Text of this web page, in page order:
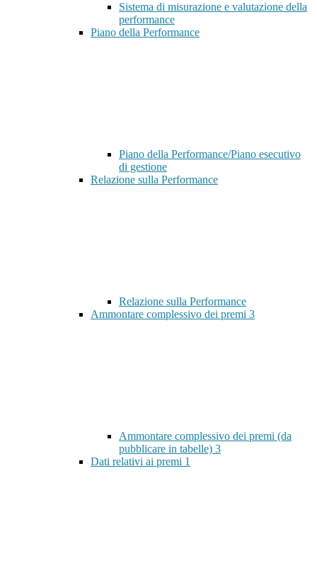
Sistema di misurazione e valutazione della
performance
Piano della Performance
Piano della Performance/Piano esecutivo
di gestione
Relazione sulla Performance
Relazione sulla Performance
Ammontare complessivo dei premi 3
Ammontare complessivo dei premi (da
pubblicare in tabelle) 3
Dati relativi ai premi 1